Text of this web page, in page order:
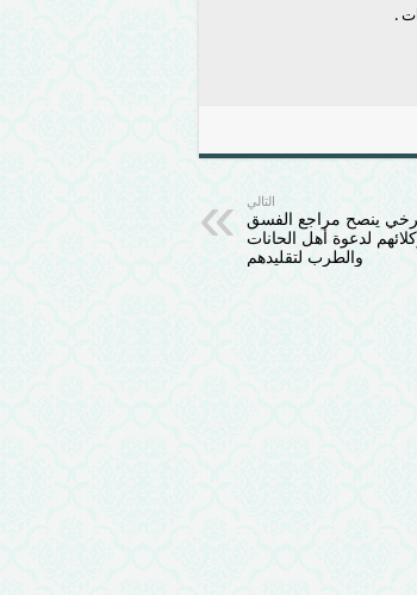
.
التالي
ينصح مراجع الفسق
لدعوة أهل الحانات
والطرب لتقليدهم